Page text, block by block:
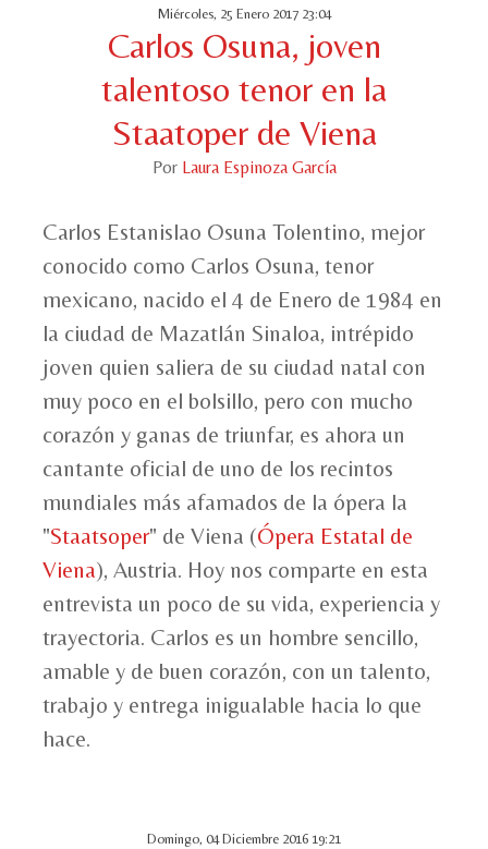
Miércoles, 25 Enero 2017 23:04
Carlos Osuna, joven
talentoso tenor en la
Staatoper de Viena
Por Laura Espinoza García
Carlos Estanislao Osuna Tolentino, mejor
conocido como Carlos Osuna, tenor
mexicano, nacido el 4 de Enero de 1984 en
la ciudad de Mazatlán Sinaloa, intrépido
joven quien saliera de su ciudad natal con
muy poco en el bolsillo, pero con mucho
corazón y ganas de triunfar, es ahora un
cantante oficial de uno de los recintos
mundiales más afamados de la ópera la
"Staatsoper" de Viena (Ópera Estatal de
Viena), Austria. Hoy nos comparte en esta
entrevista un poco de su vida, experiencia y
trayectoria. Carlos es un hombre sencillo,
amable y de buen corazón, con un talento,
trabajo y entrega inigualable hacia lo que
hace.
Domingo, 04 Diciembre 2016 19:21